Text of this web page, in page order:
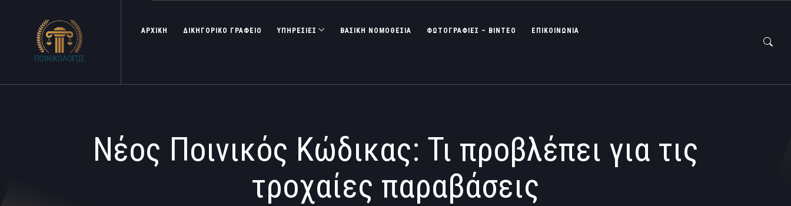
ΑΡΧΙΚΗ ΔΙΚΗΓΟΡΙΚΟ ΓΡΑΦΕΙΟ ΥΠΗΡΕΣΙΕΣ ΒΑΣΙΚΉ ΝΟΜΟΘΕΣΊΑ ΦΩΤΟΓΡΑΦΊΕΣ – ΒΊΝΤΕΟ ΕΠΙΚΟΙΝΩΝΙΑ
Νέος Ποινικός Κώδικας: Τι προβλέπει για τις
τροχαίες παραβάσεις